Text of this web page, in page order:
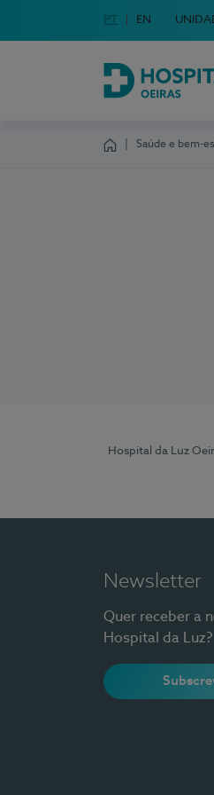
Escolha o seu idioma
Idioma em
PT English
EN
Hospital da Luz
Saúde e bem-
Hospital da Luz
Newsletter
Quer receber a
Hospital da Luz?